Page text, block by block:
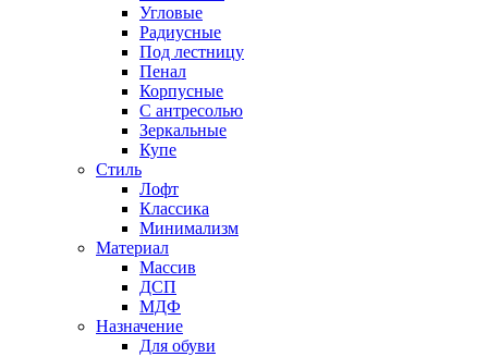
Угловые
Радиусные
Под лестницу
Пенал
Корпусные
С антресолью
Зеркальные
Купе
Стиль
Лофт
Классика
Минимализм
Материал
Массив
ДСП
МДФ
Назначение
Для обуви